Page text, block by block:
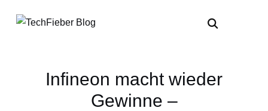
Infineon macht wieder
Gewinne –